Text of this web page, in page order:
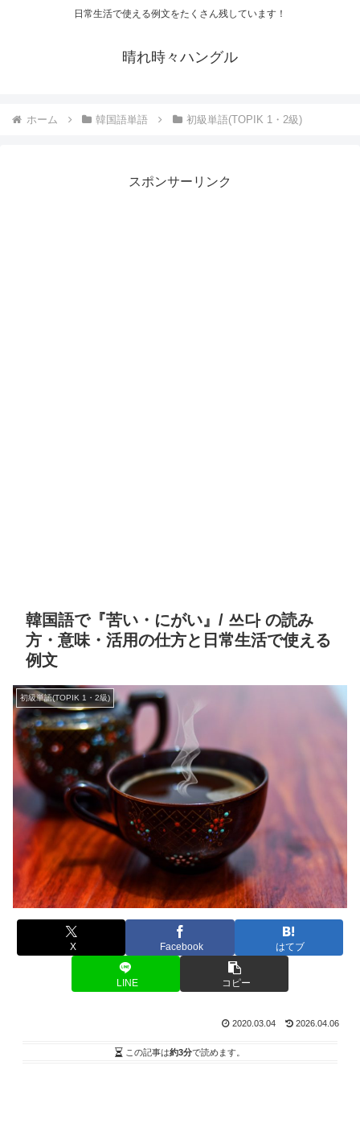
日常生活で使える例文をたくさん残しています！
晴れ時々ハングル
ホーム 韓国語単語 初級単語(TOPIK 1・2級)
スポンサーリンク
韓国語で『苦い・にがい』/ 쓰다 の読み
方・意味・活用の仕方と日常生活で使える
例文
初級単語(TOPIK 1・2級)
X Facebook はてブ
LINE コピー
2020.03.04 2026.04.06
この記事は約3分で読めます。